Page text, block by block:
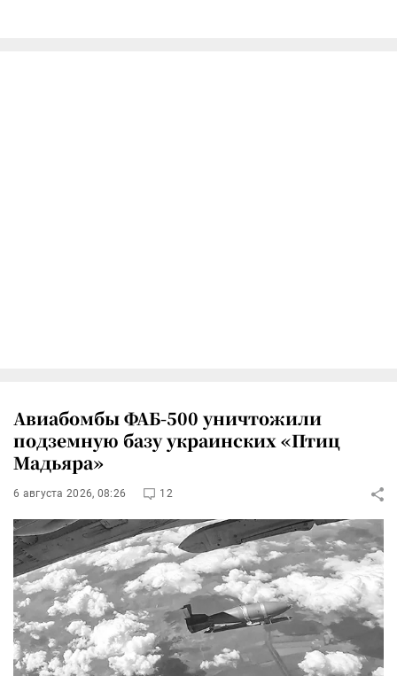
Авиабомбы ФАБ-500 уничтожили
подземную базу украинских «Птиц
Мадьяра»
6 августа 2026, 08:26 12